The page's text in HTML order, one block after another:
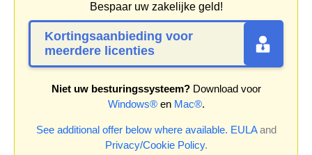
Bespaar uw zakelijke geld!
Kortingsaanbieding voor
meerdere licenties
Niet uw besturingssysteem?Download voor
Windows®en Mac®.
See additional offer below where available. EULAand
Privacy/Cookie Policy.